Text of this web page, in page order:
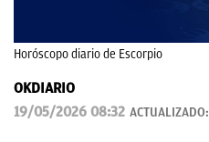
Horóscopo diario de Escorpio
OKDIARIO
19/05/2026 08:32 ACTUALIZADO: